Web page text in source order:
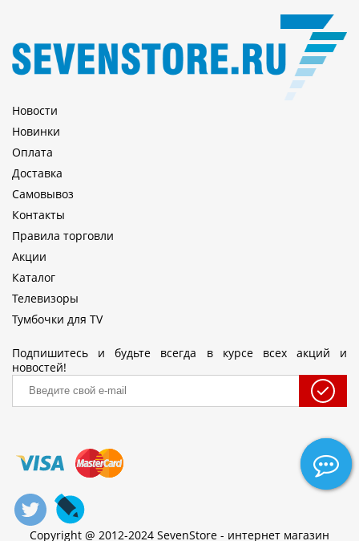
Новости
Новинки
Оплата
Доставка
Самовывоз
Контакты
Правила торговли
Акции
Каталог
Телевизоры
Тумбочки для TV
Подпишитесь и будьте всегда в курсе всех акций и
новостей!
Copyright @ 2012-2024 SevenStore - интернет магазин